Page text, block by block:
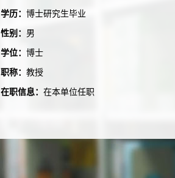
学历： 博士研究生毕业
性别： 男
学位： 博士
职称： 教授
在职信息： 在本单位任职
材料学